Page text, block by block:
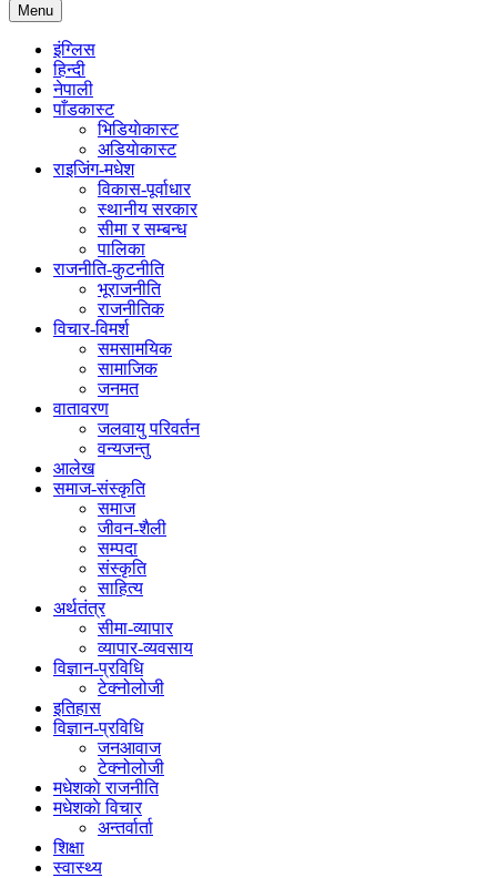
Menu
इंग्लिस
हिन्दी
नेपाली
पाँडकास्ट
भिडियाेकास्ट
अडियाेकास्ट
राइजिंग-मधेश
विकास-पूर्वाधार
स्थानीय सरकार
सीमा र सम्बन्ध
पालिका
राजनीति-कुटनीति
भूराजनीति
राजनीतिक
विचार-विमर्श
समसामयिक
सामाजिक
जनमत
वातावरण
जलवायु परिवर्तन
वन्यजन्तु
आलेख
समाज-संस्कृति
समाज
जीवन-शैली
सम्पदा
संस्कृति
साहित्य
अर्थतंत्र
सीमा-व्यापार
व्यापार-व्यवसाय
विज्ञान-प्रविधि
टेक्नोलोजी
इतिहास
विज्ञान-प्रविधि
जनआवाज
टेक्नोलोजी
मधेशकाे राजनीति
मधेशकाे विचार
अन्तर्वार्ता
शिक्षा
स्वास्थ्य